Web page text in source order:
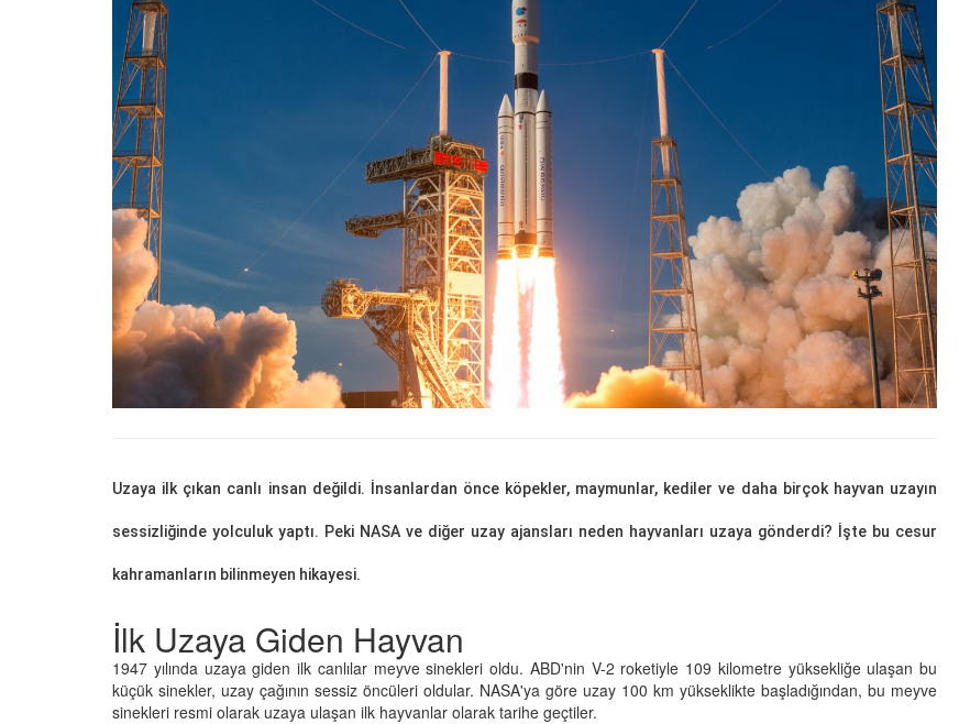
Uzaya ilk çıkan canlı insan değildi. İnsanlardan önce köpekler, maymunlar, kediler ve daha birçok hayvan uzayın
sessizliğinde yolculuk yaptı. Peki NASA ve diğer uzay ajansları neden hayvanları uzaya gönderdi? İşte bu cesur
kahramanların bilinmeyen hikayesi.
İlk Uzaya Giden Hayvan
1947 yılında uzaya giden ilk canlılar meyve sinekleri oldu. ABD'nin V-2 roketiyle 109 kilometre yüksekliğe ulaşan bu
küçük sinekler, uzay çağının sessiz öncüleri oldular. NASA'ya göre uzay 100 km yükseklikte başladığından, bu meyve
sinekleri resmi olarak uzaya ulaşan ilk hayvanlar olarak tarihe geçtiler.
22.05.2020
Kedi Seven Kadınların Bir Dünya
Harikası Olduğunun 15 Kanıtı
22.05.2020
Türkiye'de Pitbull Beslemek
Yasal mı? 2025 Güncel Durum,
Yasalar ve Cezalar
30.10.2025
Havaalanında 1 Hafta Boyunca
Bekletilen Kimsenin
Sahiplenmediği Kutudan Bakın
Ne Çıkıyor
22.05.2020
20.05.2020
22.05.2020
Kedi Seven Kadınların Bir Dünya
Harikası Olduğunun 15 Kanıtı
Türkiye'de Pitbull Beslemek
Yasal mı? 2025 Güncel Durum,
Yasalar ve Cezalar
30.10.2025
Havaalanında 1 Hafta Boyunca
Bekletilen Kimsenin
Sahiplenmediği Kutudan Bakın
Ne Çıkıyor
22.05.2020
Domuzlar
mü Kokar?
Doğanın Erken Uyarı Sistemi:
Tsunamiden Dakikalar Önce
Kaçan Hayvanlar
12.01.2026
Umursamaz?
09.01.2026